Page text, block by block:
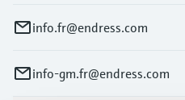
info.fr@endress.com
info-gm.fr@endress.com